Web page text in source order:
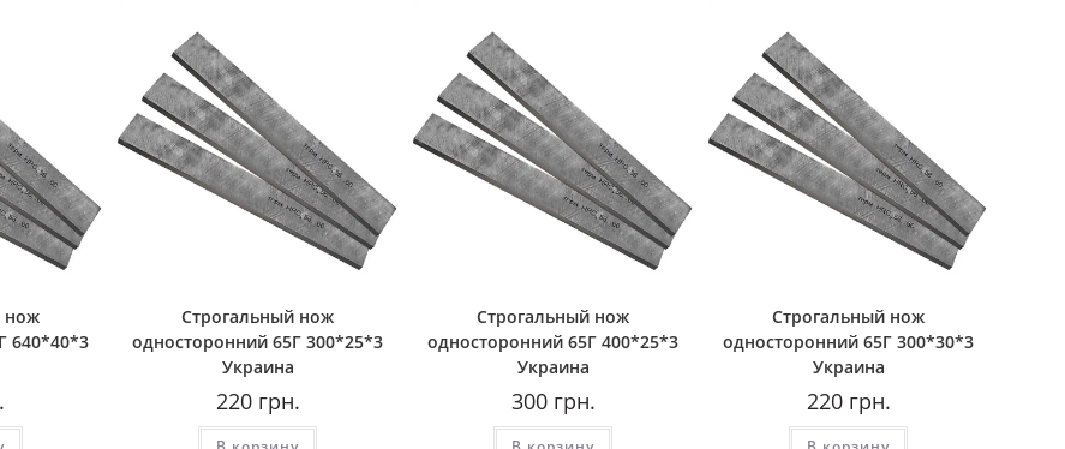
нож
640*40*3
Строгальный нож
односторонний 65Г 300*25*3
Украина
220грн.
Строгальный нож
односторонний 65Г 400*25*3
Украина
300грн.
Строгальный нож
односторонний 65Г 300*30*3
Украина
220грн.